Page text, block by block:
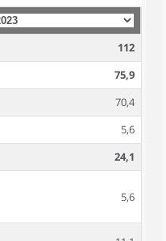
112
75,9
70,4
5,6
24,1
5,6